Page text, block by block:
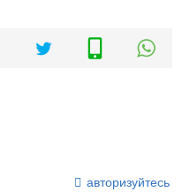
авторизуйтесь